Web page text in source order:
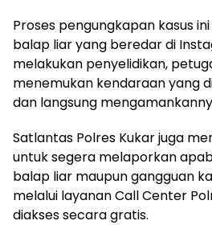
Proses pengungkapan kasus
balap liar yang beredar di
melakukan penyelidikan,
menemukan kendaraan yang
dan langsung
Satlantas Polres Kukar juga
untuk segera melaporkan
balap liar maupun gangguan
melalui layanan Call Center
diakses secara gratis.